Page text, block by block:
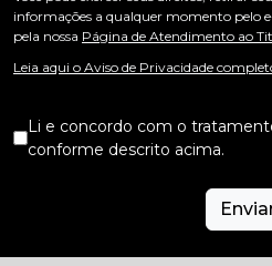
informações a qualquer momento pelo
pela nossa Página de Atendimento ao
Leia aqui o Aviso de Privacidade
Li e concordo com o
conforme descrito acima.